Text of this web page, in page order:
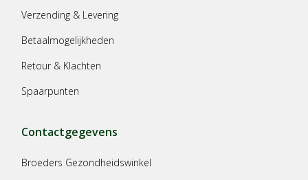
Verzending & Levering
Betaalmogelijkheden
Retour & Klachten
Spaarpunten
Contactgegevens
Broeders Gezondheidswinkel